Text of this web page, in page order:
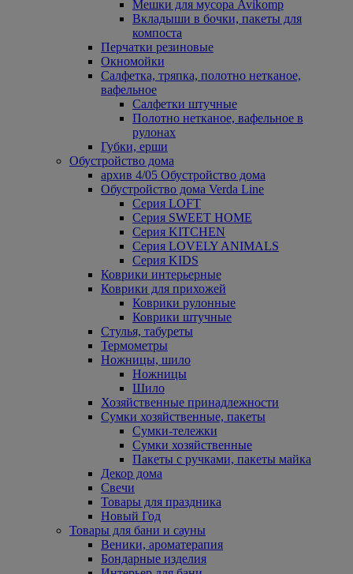
Мешки для мусора Avikomp
Вкладыши в бочки, пакеты для
компоста
Перчатки резиновые
Окномойки
Салфетка, тряпка, полотно нетканое,
вафельное
Салфетки штучные
Полотно нетканое, вафельное в
рулонах
Губки, ерши
Обустройство дома
архив 4/05 Обустройство дома
Обустройство дома Verda Line
Серия LOFT
Серия SWEET HOME
Серия KITCHEN
Серия LOVELY ANIMALS
Серия KIDS
Коврики интерьерные
Коврики для прихожей
Коврики рулонные
Коврики штучные
Стулья, табуреты
Термометры
Ножницы, шило
Ножницы
Шило
Хозяйственные принадлежности
Сумки хозяйственные, пакеты
Сумки-тележки
Сумки хозяйственные
Пакеты с ручками, пакеты майка
Декор дома
Свечи
Товары для праздника
Новый Год
Товары для бани и сауны
Веники, ароматерапия
Бондарные изделия